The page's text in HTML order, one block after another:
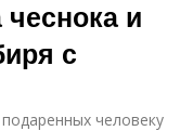
и
с
человеку